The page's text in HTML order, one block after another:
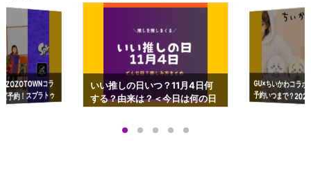
コラ
予約！スプラトゥ
ップも渋谷Hz
いい推しの日いつ？11月4日何
する？由来は？＜今日は何の日
GU×ちいかわコラ
予約いつまで？
ーチやショルダー